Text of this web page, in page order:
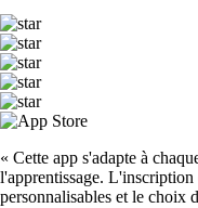
« Cette app s'adapte à
l'apprentissage.
personnalisables et le choix